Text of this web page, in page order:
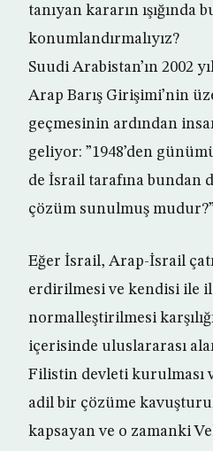
tanıyan kararın ışığında
konumlandırmalıyız?
Suudi Arabistan’ın 2002
Arap Barış Girişimi’nin
geçmesinin ardından
geliyor: ”1948’den
de İsrail tarafına bundan
çözüm sunulmuş mudur?”
Eğer İsrail, Arap-İsrail
erdirilmesi ve kendisi ile
normalleştirilmesi
içerisinde uluslararası
Filistin devleti kurulması
adil bir çözüme
kapsayan ve o zamanki